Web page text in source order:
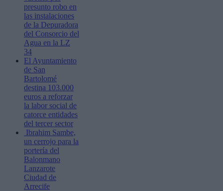
presunto robo en
las instalaciones
de la Depuradora
del Consorcio del
Agua en la LZ
34
El Ayuntamiento
de San
Bartolomé
destina 103.000
euros a reforzar
la labor social de
catorce entidades
del tercer sector
Ibrahim Sambe,
un cerrojo para la
portería del
Balonmano
Lanzarote
Ciudad de
Arrecife